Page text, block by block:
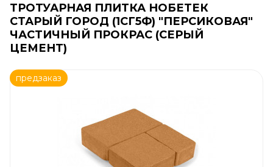
ТРОТУАРНАЯ ПЛИТКА НОБЕТЕК
СТАРЫЙ ГОРОД (1СГ5Ф) "ПЕРСИКОВАЯ"
ЧАСТИЧНЫЙ ПРОКРАС (СЕРЫЙ
ЦЕМЕНТ)
предзаказ